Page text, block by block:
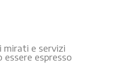
mirati e servizi
essere espresso